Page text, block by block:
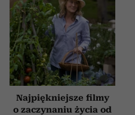
Najpiękniejsze filmy
o zaczynaniu życia od